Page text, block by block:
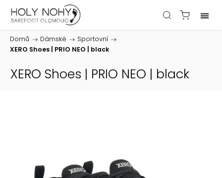
Domů / Dámské / Sportovní /
XERO Shoes | PRIO NEO | black
XERO Shoes | PRIO NEO | black